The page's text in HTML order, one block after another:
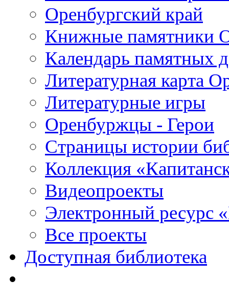
Оренбургский край
Книжные памятники
Календарь памятных
Литературная карта
Литературные игры
Оренбуржцы - Герои
Страницы истории
Коллекция
Видеопроекты
Электронный ресурс
Все проекты
Доступная библиотека